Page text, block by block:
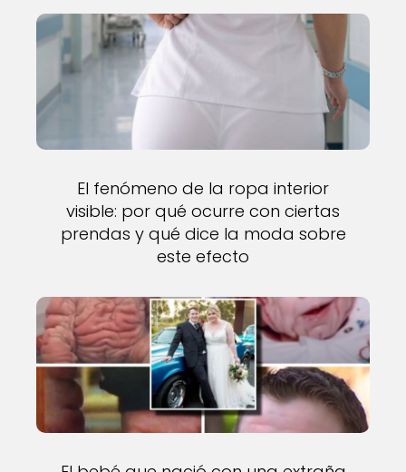
El fenómeno de la ropa interior
visible: por qué ocurre con ciertas
prendas y qué dice la moda sobre
este efecto